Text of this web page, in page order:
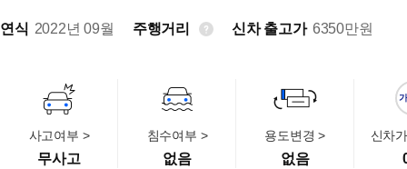
연식 2022년 09월 주행거리 신차 출고가 6350만원
사고여부 >
무사고
침수여부 >
없음
용도변경 >
없음
신차